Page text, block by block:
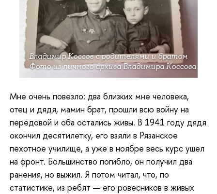
Владимир Коссов с родителями и братом
Фото из личного архива Владимира Коссова
Мне очень повезло: два близких мне человека,
отец и дядя, мамин брат, прошли всю войну на
передовой и оба остались живы. В 1941 году дядя
окончил десятилетку, его взяли в Рязанское
пехотное училище, а уже в ноябре весь курс ушел
на фронт. Большинство погибло, он получил два
ранения, но выжил. Я потом читал, что, по
статистике, из ребят — его ровесников в живых